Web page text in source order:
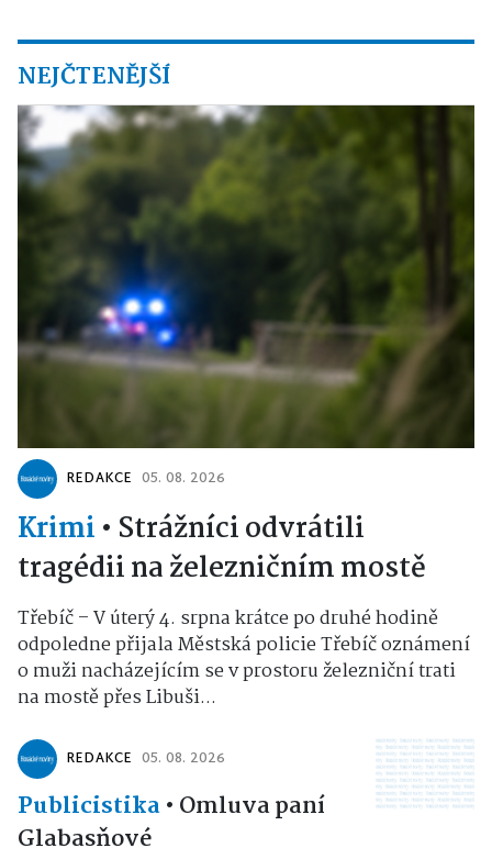
NEJČTENĚJŠÍ
REDAKCE 05. 08. 2026
Krimi • Strážníci odvrátili
tragédii na železničním mostě
Třebíč – V úterý 4. srpna krátce po druhé hodině
odpoledne přijala Městská policie Třebíč oznámení
o muži nacházejícím se v prostoru železniční trati
na mostě přes Libuši...
REDAKCE 05. 08. 2026
Publicistika• Omluva paní
Glabasňové